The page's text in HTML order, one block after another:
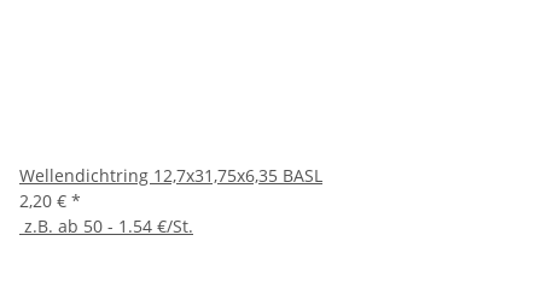
Wellendichtring 12,7x31,75x6,35 BASL
2,20 € *
z.B. ab 50 - 1.54 €/St.